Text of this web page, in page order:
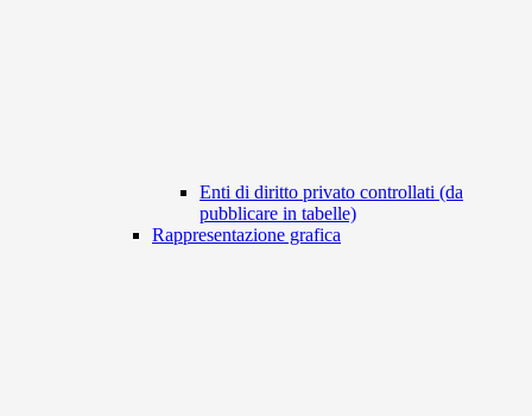
Enti di diritto privato controllati (da
pubblicare in tabelle)
Rappresentazione grafica